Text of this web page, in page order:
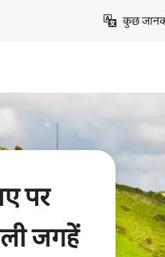
कुछ
पर
जगहें